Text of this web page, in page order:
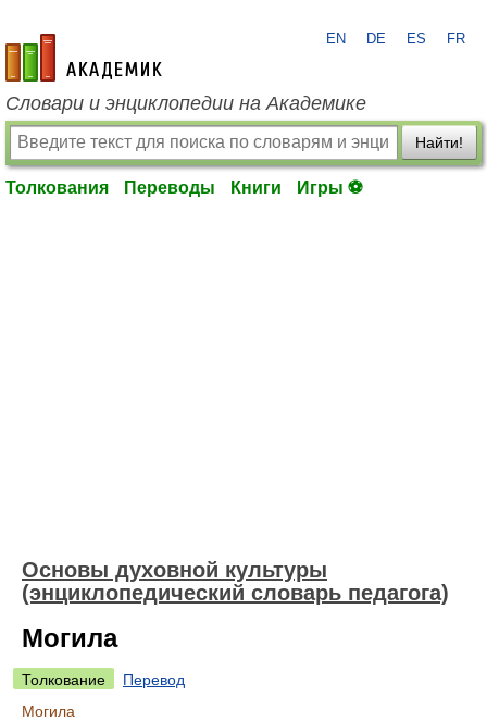
academic.ru
EN DE ES FR
Словари и энциклопедии на Академике
Найти!
Толкования Переводы Книги Игры ⚽
Основы духовной культуры
(энциклопедический словарь педагога)
Могила
Толкование
Перевод
Могила